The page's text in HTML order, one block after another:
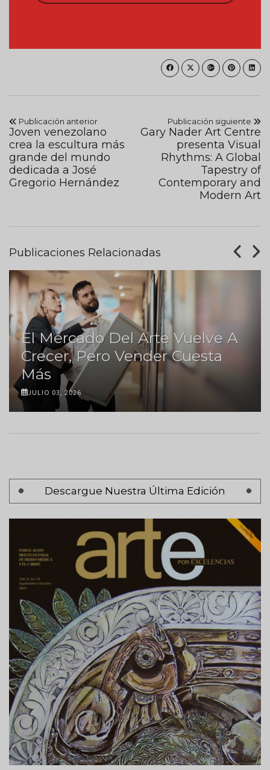
Publicación anterior
Joven venezolano
crea la escultura más
grande del mundo
dedicada a José
Gregorio Hernández
Publicación siguiente
Gary Nader Art Centre
presenta Visual
Rhythms: A Global
Tapestry of
Contemporary and
Modern Art
Publicaciones Relacionadas
El Mercado Del Arte Vuelve A
Crecer, Pero Vender Cuesta
Más
JULIO 03, 2026
Descargue Nuestra Última Edición
Paginación
página
Siguiente >